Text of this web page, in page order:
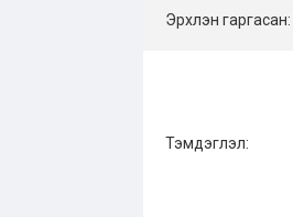
Эрхлэн гаргасан:
Тэмдэглэл: